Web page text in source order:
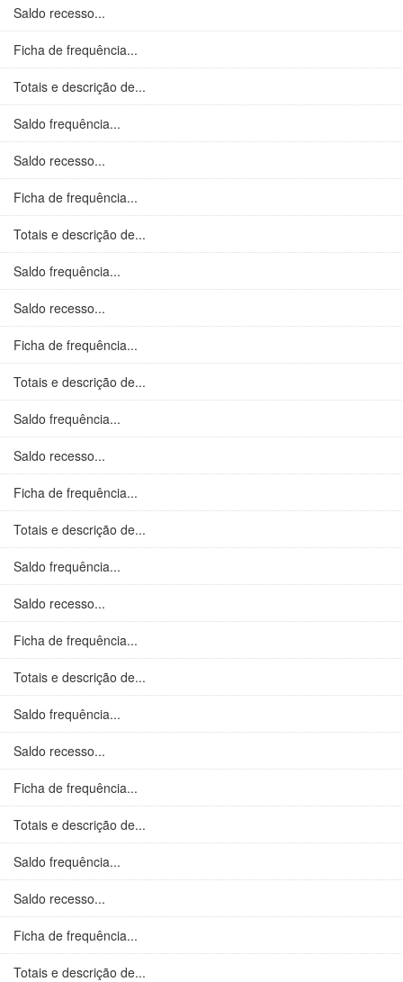
Saldo recesso...
Ficha de frequência...
Totais e descrição de...
Saldo frequência...
Saldo recesso...
Ficha de frequência...
Totais e descrição de...
Saldo frequência...
Saldo recesso...
Ficha de frequência...
Totais e descrição de...
Saldo frequência...
Saldo recesso...
Ficha de frequência...
Totais e descrição de...
Saldo frequência...
Saldo recesso...
Ficha de frequência...
Totais e descrição de...
Saldo frequência...
Saldo recesso...
Ficha de frequência...
Totais e descrição de...
Saldo frequência...
Saldo recesso...
Ficha de frequência...
Totais e descrição de...